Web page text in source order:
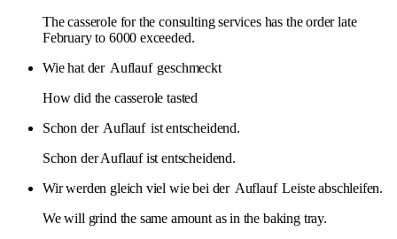
The casserole for the consulting services has the order late
February to 6000 exceeded.
Wie hat der Auflauf geschmeckt
How did the casserole tasted
Schon der Auflauf ist entscheidend.
Schon der Auflauf ist entscheidend.
Wir werden gleich viel wie bei der Auflauf Leiste abschleifen.
We will grind the same amount as in the baking tray.